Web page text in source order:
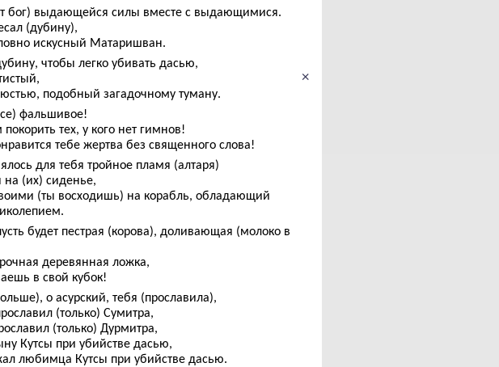
×
бог) выдающейся силы вместе с выдающимися.
(дубину),
искусный Матаришван.
чтобы легко убивать дасью,
подобный загадочному туману.
фальшивое!
тех, у кого нет гимнов!
тебе жертва без священного слова!
для тебя тройное пламя (алтаря)
(их) сиденье,
(ты восходишь) на корабль, обладающий
будет пестрая (корова), доливающая (молоко в
деревянная ложка,
в свой кубок!
о асурский, тебя (прославила),
(только) Сумитра,
(только) Дурмитра,
Кутсы при убийстве дасью,
любимца Кутсы при убийстве дасью.